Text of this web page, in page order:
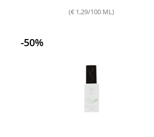
(€ 1,29/100 ML)
-50%